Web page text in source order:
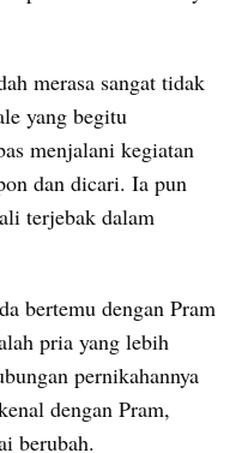
merasa sangat tidak
yang begitu
menjalani kegiatan
dan dicari. Ia pun
terjebak dalam
bertemu dengan Pram
pria yang lebih
pernikahannya
dengan Pram,
berubah.